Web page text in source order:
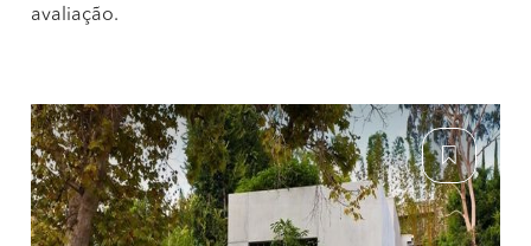
avaliação.